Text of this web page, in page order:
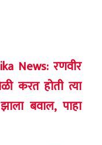
News: रणवीर
करत होती त्या
बवाल, पाहा